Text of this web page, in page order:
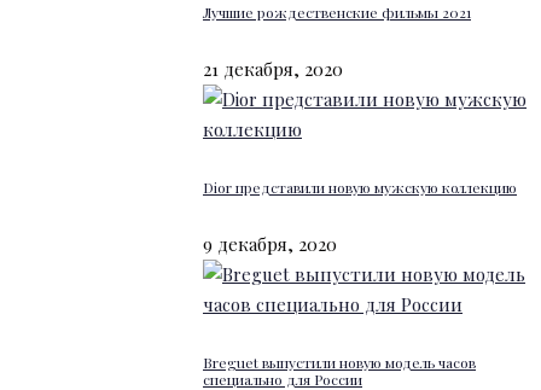
Лучшие рождественские фильмы 2021
21 декабря, 2020
Dior представили новую мужскую коллекцию
9 декабря, 2020
Breguet выпустили новую модель часов
специально для России